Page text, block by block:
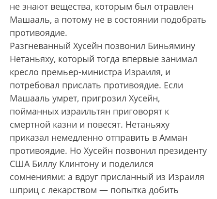
не знают вещества, которым был отравлен
Машааль, а потому не в состоянии подобрать
противоядие.
Разгневанный Хусейн позвонил Биньямину
Нетаньяху, который тогда впервые занимал
кресло премьер-министра Израиля, и
потребовал прислать противоядие. Если
Машааль умрет, пригрозил Хусейн,
пойманных израильтян приговорят к
смертной казни и повесят. Нетаньяху
приказал немедленно отправить в Амман
противо­ядие. Но Хусейн позвонил президенту
США Биллу Клинтону и поделился
сомнениями: а вдруг присланный из Израиля
шприц с лекарством — попытка добить